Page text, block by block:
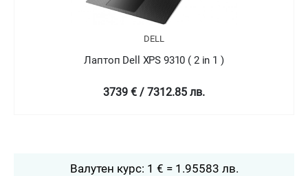
DELL
Лаптоп Dell XPS 9310 ( 2 in 1 )
4758.99 € / 9307.78 лв.
Валутен курс: 1 € = 1.95583 лв.